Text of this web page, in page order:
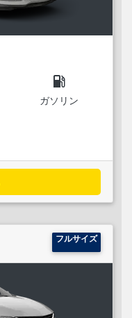
local_gas_station
ガソリン
フルサイズ